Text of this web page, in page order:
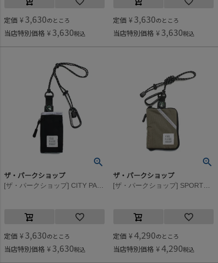
定価 ¥ 3,630のところ
当店特別価格 ¥ 3,630税込
定価 ¥ 3,630のところ
当店特別価格 ¥ 3,630税込
ザ・パークショップ
定価 ¥ 3,630のところ
当店特別価格 ¥ 3,630税込
ザ・パークショップ
定価 ¥ 4,290のところ
当店特別価格 ¥ 4,290税込